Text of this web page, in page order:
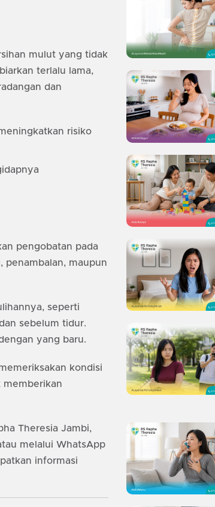
mulut yang tidak
terlalu lama,
dan
risiko
pengobatan pada
penambalan, maupun
seperti
sebelum tidur.
yang baru.
kondisi
memberikan
Theresia Jambi,
melalui WhatsApp
informasi